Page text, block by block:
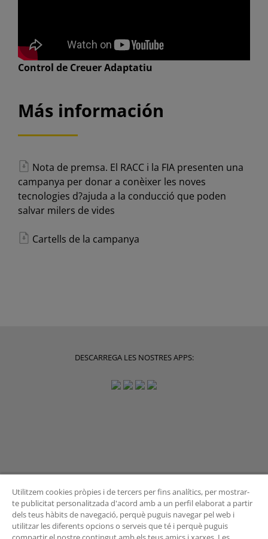
Control de Creuer Adaptatiu
Más información
Nota de premsa. El RACC i la FIA presenten una
campanya per donar a conèixer les noves
tecnologies d?ajuda a la conducció que poden
salvar milers de vides
Cartells de la campanya
DESCARREGA LES NOSTRES APPS:
BUTLLETÍ
Utilitzem cookies pròpies i de tercers per fins analítics, per mostrar-
te publicitat personalitzada d'acord amb a un perfil elaborat a partir
dels teus hàbits de navegació, perquè puguis navegar pel web i
utilitzar les diferents opcions o serveis que té i perquè puguis